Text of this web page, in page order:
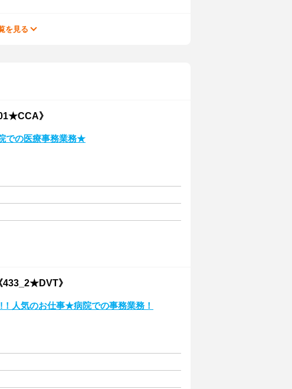
を見る
》
での医療事務業務★
433_2★DVT》
！人気のお仕事★病院での事務業務！